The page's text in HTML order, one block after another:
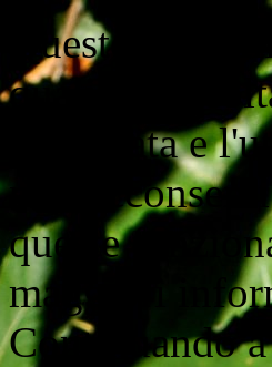
Questo sito
quali la
aggregata e
non
queste
maggiori
Continuando